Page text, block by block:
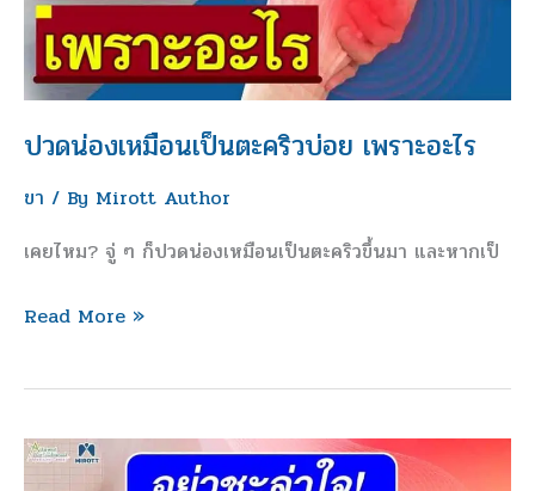
ปวดน่องเหมือนเป็นตะคริวบ่อย เพราะอะไร
ขา / By Mirott Author
เคยไหม? จู่ ๆ ก็ปวดน่องเหมือนเป็นตะคริวขึ้นมา และหากเป็
บ่อย
เพราะ
อะไร
Read More »
อย่า